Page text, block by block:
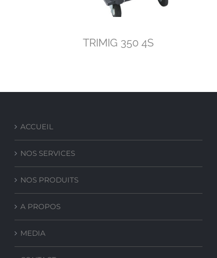
TRIMIG 350 4S
ACCUEIL
NOS SERVICES
NOS PRODUITS
A PROPOS
MEDIA